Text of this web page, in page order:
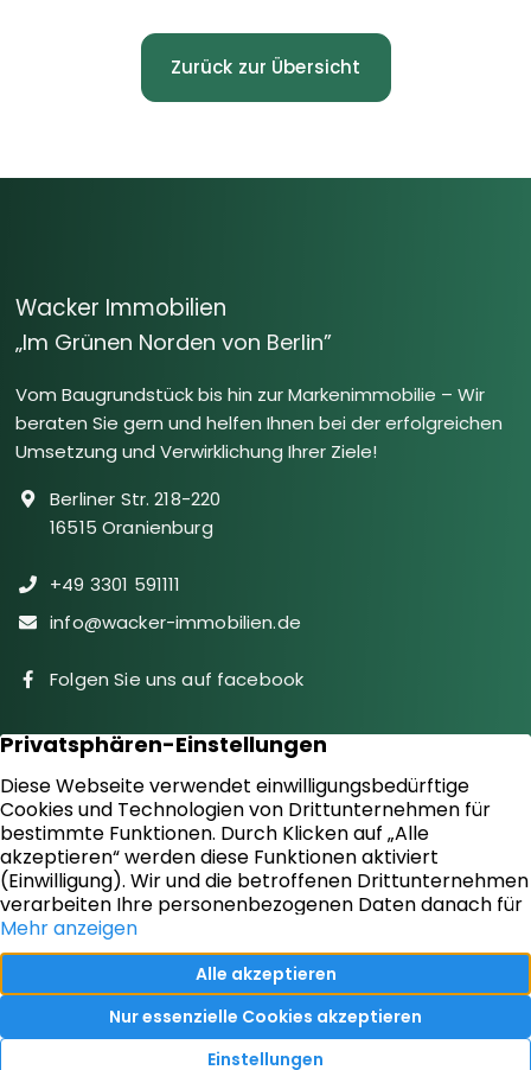
Zurück zur Übersicht
Wacker Immobilien
„Im Grünen Norden von Berlin”
Vom Baugrundstück bis hin zur Markenimmobilie – Wir
beraten Sie gern und helfen Ihnen bei der erfolgreichen
Umsetzung und Verwirklichung Ihrer Ziele!
Berliner Str. 218-220
16515 Oranienburg
+49 3301 591111
info@wacker-immobilien.de
Folgen Sie uns auf facebook
Immobilien
Downloads
Diensteistungen
Aktuelles
Sie suchen
Kontakt
Sie bieten an
Impressum
Kundenstimmen